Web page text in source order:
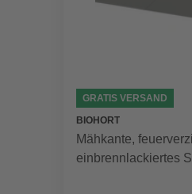
GRATIS VERSAND
BIOHORT
Mähkante,
einbrennlackiertes